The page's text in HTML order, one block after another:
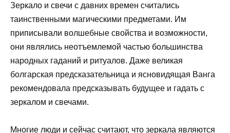
Зеркало и свечи с давних времен считались
таинственными магическими предметами. Им
приписывали волшебные свойства и возможности,
они являлись неотъемлемой частью большинства
народных гаданий и ритуалов. Даже великая
болгарская предсказательница и ясновидящая Ванга
рекомендовала предсказывать будущее и гадать с
зеркалом и свечами.
Многие люди и сейчас считают, что зеркала являются